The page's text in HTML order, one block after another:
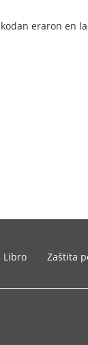
eraron en
Libro Zaštita